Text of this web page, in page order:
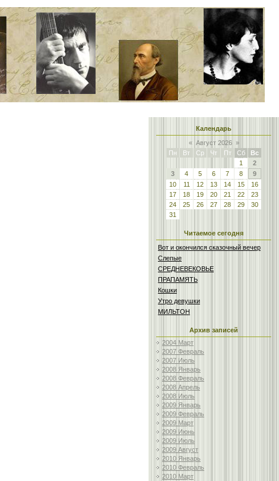
Календарь
« Август 2026 »
Пн
Вт Ср Чт Пт Сб
Вс
1
2
3
4 5 6 7 8
9
10
11 12 13 14 15
16
17
18 19 20 21 22
23
24
25 26 27 28 29
30
31
Читаемое сегодня
Вот и окончился сказочный вечер
Слепые
СРЕДНЕВЕКОВЬЕ
ПРАПАМЯТЬ
Кошки
Утро девушки
МИЛЬТОН
Архив записей
2004 Март
2007 Февраль
2007 Июль
2008 Январь
2008 Февраль
2008 Апрель
2008 Июль
2009 Январь
2009 Февраль
2009 Март
2009 Июнь
2009 Июль
2009 Август
2010 Январь
2010 Февраль
2010 Март